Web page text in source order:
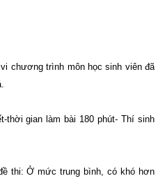
chương trình môn học sinh viên đã
thời gian làm bài 180 phút- Thí sinh
thi: Ở mức trung bình, có khó hơn